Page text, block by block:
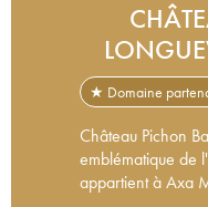
★ Domaine
Château Pichon
emblématique de
appartient à Axa